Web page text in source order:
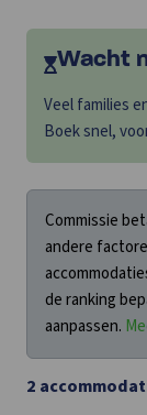
Wacht
Veel families
Boek snel,
Commissie
andere
de ranking
aanpassen.
2